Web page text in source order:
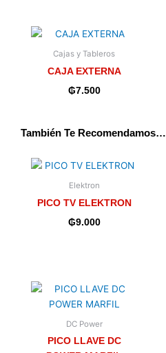
Cajas y Tableros
CAJA EXTERNA
₲7.500
También Te Recomendamos…
Elektron
PICO TV ELEKTRON
₲9.000
DC Power
PICO LLAVE DC